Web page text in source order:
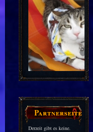
Partnerseiten
Derzeit gibt es keine.